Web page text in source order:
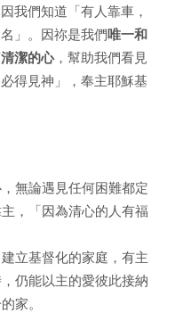
我們知道「有人靠車，
」。因祢是我們唯一和
清潔的心，幫助我們看見
得見神」，奉主耶穌基
無論遇見任何困難都定
，「因為清心的人有福
立基督化的家庭，有主
仍能以主的愛彼此接納
家。